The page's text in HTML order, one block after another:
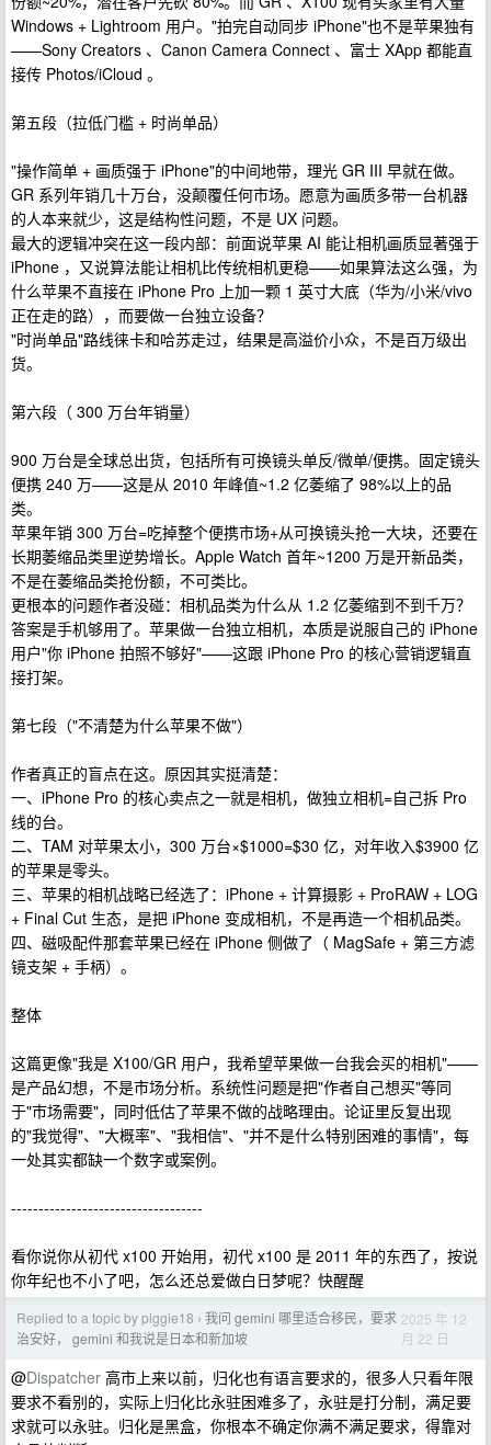
Windows + Lightroom 用户。"拍完自动同步 iPhone"也不是苹果独有
——Sony Creators 、Canon Camera Connect 、富士 XApp 都能直
接传 Photos/iCloud 。
第五段（拉低门槛 + 时尚单品）
"操作简单 + 画质强于 iPhone"的中间地带，理光 GR III 早就在做。
GR 系列年销几十万台，没颠覆任何市场。愿意为画质多带一台机器
的人本来就少，这是结构性问题，不是 UX 问题。
最大的逻辑冲突在这一段内部：前面说苹果 AI 能让相机画质显著强于
iPhone ，又说算法能让相机比传统相机更稳——如果算法这么强，为
什么苹果不直接在 iPhone Pro 上加一颗 1 英寸大底（华为/小米/vivo
正在走的路），而要做一台独立设备？
"时尚单品"路线徕卡和哈苏走过，结果是高溢价小众，不是百万级出
货。
第六段（ 300 万台年销量）
900 万台是全球总出货，包括所有可换镜头单反/微单/便携。固定镜头
便携 240 万——这是从 2010 年峰值~1.2 亿萎缩了 98%以上的品
类。
苹果年销 300 万台=吃掉整个便携市场+从可换镜头抢一大块，还要在
长期萎缩品类里逆势增长。Apple Watch 首年~1200 万是开新品类，
不是在萎缩品类抢份额，不可类比。
更根本的问题作者没碰：相机品类为什么从 1.2 亿萎缩到不到千万？
答案是手机够用了。苹果做一台独立相机，本质是说服自己的 iPhone
用户"你 iPhone 拍照不够好"——这跟 iPhone Pro 的核心营销逻辑直
接打架。
第七段（"不清楚为什么苹果不做"）
作者真正的盲点在这。原因其实挺清楚：
一、iPhone Pro 的核心卖点之一就是相机，做独立相机=自己拆 Pro
线的台。
二、TAM 对苹果太小，300 万台×$1000=$30 亿，对年收入$3900 亿
的苹果是零头。
三、苹果的相机战略已经选了：iPhone + 计算摄影 + ProRAW + LOG
+ Final Cut 生态，是把 iPhone 变成相机，不是再造一个相机品类。
四、磁吸配件那套苹果已经在 iPhone 侧做了（ MagSafe + 第三方滤
镜支架 + 手柄）。
整体
这篇更像"我是 X100/GR 用户，我希望苹果做一台我会买的相机"——
是产品幻想，不是市场分析。系统性问题是把"作者自己想买"等同
于"市场需要"，同时低估了苹果不做的战略理由。论证里反复出现
的"我觉得"、"大概率"、"我相信"、"并不是什么特别困难的事情"，每
一处其实都缺一个数字或案例。
-----------------------------------
看你说你从初代 x100 开始用，初代 x100 是 2011 年的东西了，按说
你年纪也不小了吧，怎么还总爱做白日梦呢？快醒醒
Replied to a topic by piggie18 › 我问 gemini 哪里适合移民，要求
治安好， gemini 和我说是日本和新加坡
2025 年 12
月 22 日
@Dispatcher 高市上来以前，归化也有语言要求的，很多人只看年限
要求不看别的，实际上归化比永驻困难多了，永驻是打分制，满足要
求就可以永驻。归化是黑盒，你根本不确定你满不满足要求，得靠对